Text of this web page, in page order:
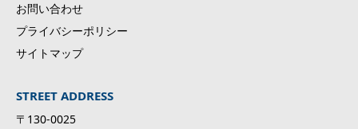
お問い合わせ
プライバシーポリシー
サイトマップ
STREET ADDRESS
〒130-0025